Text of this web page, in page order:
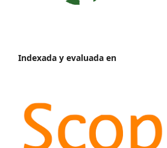
Indexada y evaluada en